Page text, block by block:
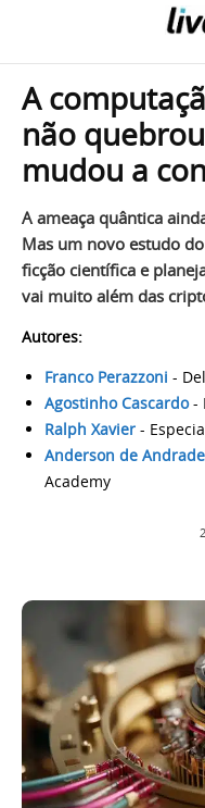
A
não
mudou a
A ameaça quântica
Mas um novo estudo
ficção científica e
vai muito além das
Autores:
Franco Perazzoni -
Agostinho Cascardo-
Ralph Xavier -
Anderson de
Academy